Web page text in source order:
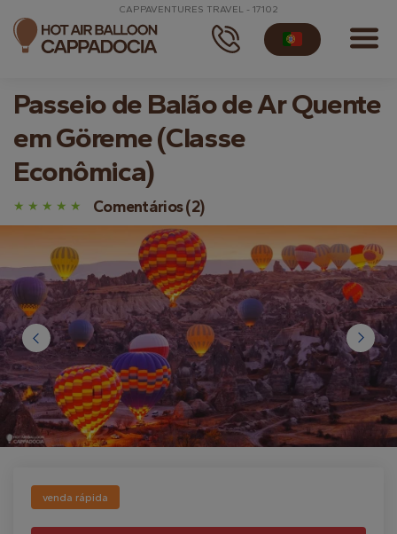
CAPPAVENTURES TRAVEL - 17102
Passeio de Balão de Ar Quente
em Göreme (Classe
Econômica)
Comentários (2)
venda rápida